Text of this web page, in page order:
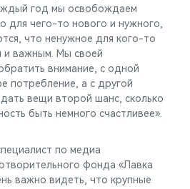
год мы освобождаем
для чего-то нового и нужного,
что ненужное для кого-то
и важным. Мы своей
внимание, с одной
потребление, а с другой
вещи второй шанс, сколько
быть немного счастливее».
по медиа
фонда «Лавка
важно видеть, что крупные